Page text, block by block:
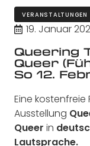
VERANSTALTUNGEN
19. Januar
Queering
Queer
So 12.
Eine kostenfreie
Ausstellung
Queer in
Lautsprache.